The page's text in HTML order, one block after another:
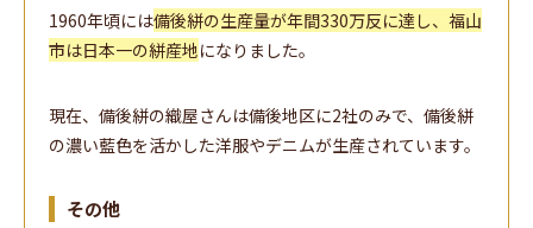
1960年頃には備後絣の生産量が年間330万反に達し、福山
市は日本一の絣産地になりました。
現在、備後絣の織屋さんは備後地区に2社のみで、備後絣
の濃い藍色を活かした洋服やデニムが生産されています。
その他